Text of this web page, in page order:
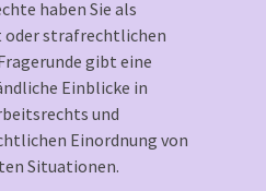
haben Sie als
oder strafrechtlichen
gibt eine
Einblicke in
und
Einordnung von
Situationen.